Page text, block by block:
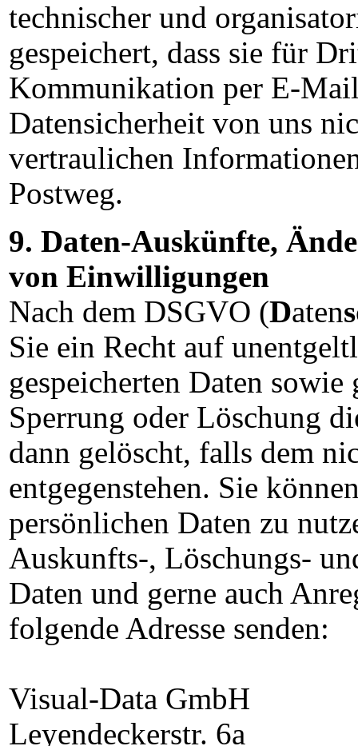
technischer und
gespeichert, dass sie für
Kommunikation per E-
Datensicherheit von uns
vertraulichen
Postweg.
9. Daten-Auskünfte,
von Einwilligungen
Nach dem DSGVO (Datens
Sie ein Recht auf
gespeicherten Daten
Sperrung oder Löschung
dann gelöscht, falls dem
entgegenstehen. Sie
persönlichen Daten zu
Auskunfts-, Löschungs-
Daten und gerne auch
folgende Adresse senden:
Visual-Data GmbH
Leyendeckerstr. 6a